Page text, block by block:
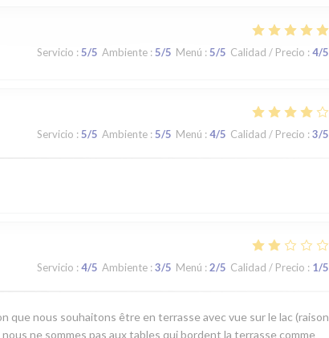
Servicio : 5/5 Ambiente : 5/5 Menú : 5/5 Calidad / Precio : 4/5
Servicio : 5/5 Ambiente : 5/5 Menú : 4/5 Calidad / Precio : 3/5
Servicio : 4/5 Ambiente : 3/5 Menú : 2/5 Calidad / Precio : 1/5
que nous souhaitons être en terrasse avec vue sur le lac (raison
ne sommes pas aux tables qui bordent la terrasse comme